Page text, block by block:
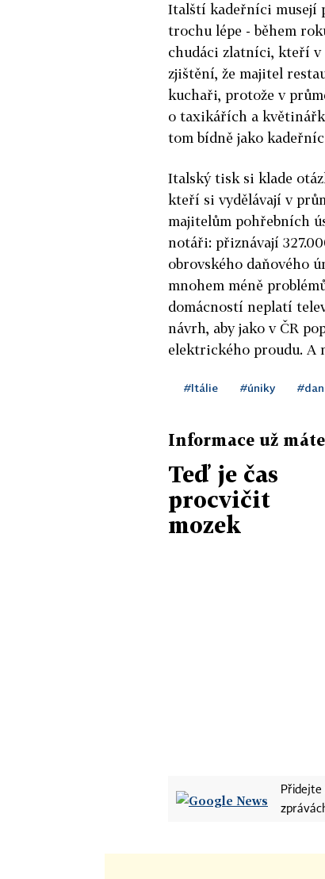
Italští kadeřníci musejí
trochu lépe - během
chudáci zlatníci, kteří v
zjištění, že majitel
kuchaři, protože v
o taxikářích a
tom bídně jako
Italský tisk si klade
kteří si vydělávají v
majitelům pohřebních
notáři: přiznávají
obrovského daňového
mnohem méně
domácností neplatí
návrh, aby jako v ČR
elektrického proudu. A
#Itálie #úniky
Informace už máte
Teď je čas
procvičit
mozek
Přidejte